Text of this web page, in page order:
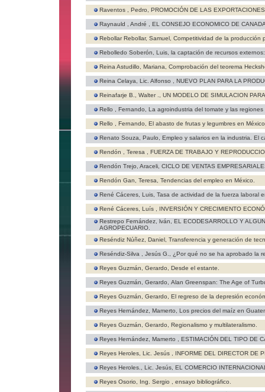
Raventos , Pedro, PROMOCIÓN DE LAS
Raynauld , André , EL CONSEJO ECONOMICO DE
Rebollar Rebollar, Samuel, Competitividad de la producción
Rebolledo Soberón, Luis, la captación de recursos
Reina Astudillo, Mariana, Comprobación del teorema
Reina Celaya, Lic. Alfonso , NUEVO PLAN PARA LA
Reinafarje B., Walter ., UN MODELO DE SIMULACION
Rello , Fernando, La agroindustria del tomate y las
Rello , Fernando, El abasto de frutas y legumbres en
Renato Souza, Paulo, Empleo y salarios en la industria. El
Rendón , Teresa , FUERZA DE TRABAJO Y
Rendón Trejo, Araceli, CICLO DE VENTAS
Rendón Gan, Teresa, Tendencias del empleo en México.
René Cáceres, Luis, Tasa de actividad de la fuerza laboral
René Cáceres, Luís , INVERSIÓN Y CRECIMIENTO
Restrepo Fernández, lván, EL ECODESARROLLO Y
AGROPECUARIO.
Reséndiz Núñez, Daniel, Transferencia y generación de
Reséndiz-Silva , Jesús G., ¿Por qué no se ha aprobado la
Reyes Guzmán, Gerardo, Desde el estante.
Reyes Guzmán, Gerardo, Alan Greenspan: The Age of
Reyes Guzmán, Gerardo, El regreso de la depresión
Reyes Hernández, Mamerto, Los precios del maíz en
Reyes Guzmán, Gerardo, Regionalismo y multilateralismo.
Reyes Hernández, Mamerto , ESTIMACIÓN DEL TIPO DE
Reyes Heroles, Lic. Jesús , INFORME DEL DIRECTOR DE
Reyes Heroles., Lic. Jesús, EL COMERCIO
Reyes Osorio, Ing. Sergio , ensayo bibliográfico.